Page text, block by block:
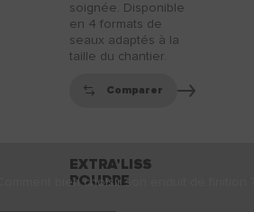
soignée. Disponible
en 4 formats de
seaux adaptés à la
taille du chantier.
Comparer
EXTRA'LISS
POUDRE
Comment bien choisir son enduit de finition ?